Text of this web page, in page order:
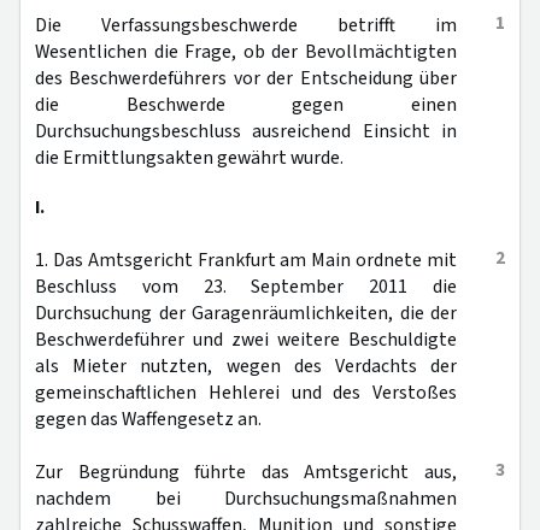
1
Die Verfassungsbeschwerde betrifft im
Wesentlichen die Frage, ob der Bevollmächtigten
des Beschwerdeführers vor der Entscheidung über
die Beschwerde gegen einen
Durchsuchungsbeschluss ausreichend Einsicht in
die Ermittlungsakten gewährt wurde.
I.
2
1. Das Amtsgericht Frankfurt am Main ordnete mit
Beschluss vom 23. September 2011 die
Durchsuchung der Garagenräumlichkeiten, die der
Beschwerdeführer und zwei weitere Beschuldigte
als Mieter nutzten, wegen des Verdachts der
gemeinschaftlichen Hehlerei und des Verstoßes
gegen das Waffengesetz an.
3
Zur Begründung führte das Amtsgericht aus,
nachdem bei Durchsuchungsmaßnahmen